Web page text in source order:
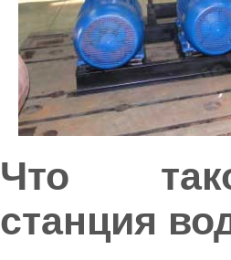
Что
станция